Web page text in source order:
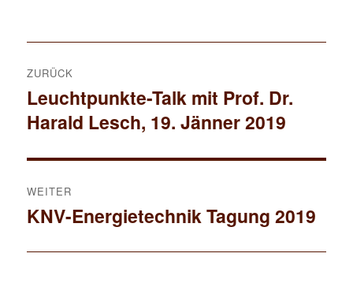
Navigation
ZURÜCK
Vorheriger
Beitrag:
Leuchtpunkte-Talk mit Prof. Dr.
Harald Lesch, 19. Jänner 2019
WEITER
Nächster
KNV-Energietechnik Tagung 2019